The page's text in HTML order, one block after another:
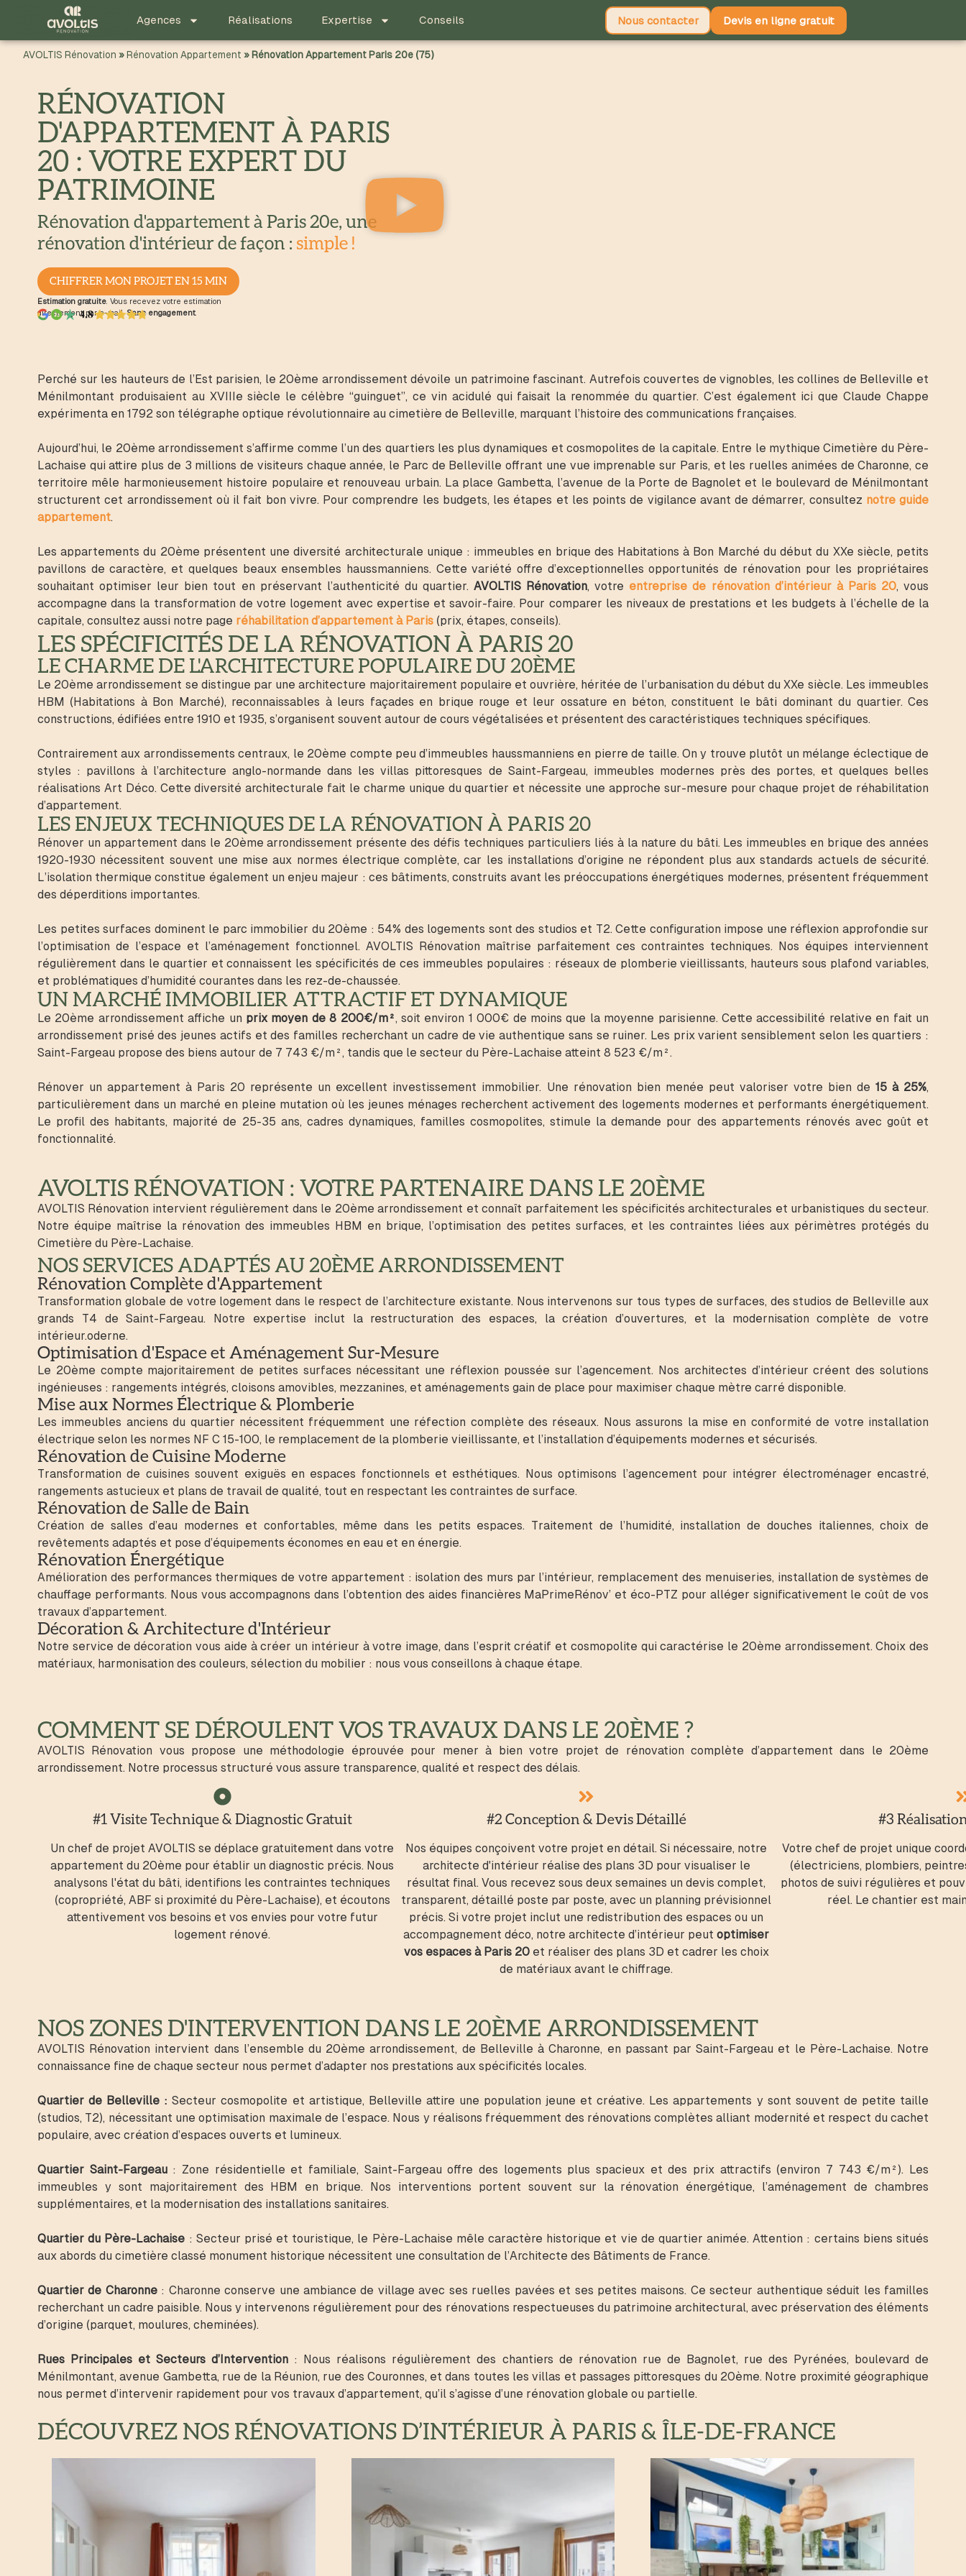
Agences Réalisations Expertise Conseils Nous contacter Devis en ligne gratuit
AVOLTIS Rénovation »Rénovation Appartement » Rénovation Appartement Paris 20e (75)
RÉNOVATION
D'APPARTEMENT À PARIS
20 : VOTRE EXPERT DU
PATRIMOINE
Rénovation d'appartement à Paris 20e, une
rénovation d'intérieur de façon : simple !
CHIFFRER MON PROJET EN 15 MIN
Estimation gratuite . Vous recevez votre estimation
directement par e-mail.Sans engagement
Perché sur les hauteurs de l’Est parisien, le 20ème arrondissement dévoile un patrimoine fascinant. Autrefois couvertes de vignobles, les collines de Belleville et
Ménilmontant produisaient au XVIIIe siècle le célèbre “guinguet”, ce vin acidulé qui faisait la renommée du quartier. C’est également ici que Claude Chappe
expérimenta en 1792 son télégraphe optique révolutionnaire au cimetière de Belleville, marquant l’histoire des communications françaises.
Aujourd’hui, le 20ème arrondissement s’affirme comme l’un des quartiers les plus dynamiques et cosmopolites de la capitale. Entre le mythique Cimetière du Père-
Lachaise qui attire plus de 3 millions de visiteurs chaque année, le Parc de Belleville offrant une vue imprenable sur Paris, et les ruelles animées de Charonne, ce
territoire mêle harmonieusement histoire populaire et renouveau urbain. La place Gambetta, l’avenue de la Porte de Bagnolet et le boulevard de Ménilmontant
structurent cet arrondissement où il fait bon vivre. Pour comprendre les budgets, les étapes et les points de vigilance avant de démarrer, consultez notre guide
appartement.
Les appartements du 20ème présentent une diversité architecturale unique : immeubles en brique des Habitations à Bon Marché du début du XXe siècle, petits
pavillons de caractère, et quelques beaux ensembles haussmanniens. Cette variété offre d’exceptionnelles opportunités de rénovation pour les propriétaires
souhaitant optimiser leur bien tout en préservant l’authenticité du quartier. AVOLTIS Rénovation, votre entreprise de rénovation d’intérieur à Paris 20, vous
accompagne dans la transformation de votre logement avec expertise et savoir-faire. Pour comparer les niveaux de prestations et les budgets à l’échelle de la
capitale, consultez aussi notre page réhabilitation d’appartement à Paris (prix, étapes, conseils).
LES SPÉCIFICITÉS DE LA RÉNOVATION À PARIS 20
LE CHARME DE L'ARCHITECTURE POPULAIRE DU 20ÈME
Le 20ème arrondissement se distingue par une architecture majoritairement populaire et ouvrière, héritée de l’urbanisation du début du XXe siècle. Les immeubles
HBM (Habitations à Bon Marché), reconnaissables à leurs façades en brique rouge et leur ossature en béton, constituent le bâti dominant du quartier. Ces
constructions, édifiées entre 1910 et 1935, s’organisent souvent autour de cours végétalisées et présentent des caractéristiques techniques spécifiques.
Contrairement aux arrondissements centraux, le 20ème compte peu d’immeubles haussmanniens en pierre de taille. On y trouve plutôt un mélange éclectique de
styles : pavillons à l’architecture anglo-normande dans les villas pittoresques de Saint-Fargeau, immeubles modernes près des portes, et quelques belles
réalisations Art Déco. Cette diversité architecturale fait le charme unique du quartier et nécessite une approche sur-mesure pour chaque projet de réhabilitation
d’appartement.
LES ENJEUX TECHNIQUES DE LA RÉNOVATION À PARIS 20
Rénover un appartement dans le 20ème arrondissement présente des défis techniques particuliers liés à la nature du bâti. Les immeubles en brique des années
1920-1930 nécessitent souvent une mise aux normes électrique complète, car les installations d’origine ne répondent plus aux standards actuels de sécurité.
L’isolation thermique constitue également un enjeu majeur : ces bâtiments, construits avant les préoccupations énergétiques modernes, présentent fréquemment
des déperditions importantes.
Les petites surfaces dominent le parc immobilier du 20ème : 54% des logements sont des studios et T2. Cette configuration impose une réflexion approfondie sur
l’optimisation de l’espace et l’aménagement fonctionnel. AVOLTIS Rénovation maîtrise parfaitement ces contraintes techniques. Nos équipes interviennent
régulièrement dans le quartier et connaissent les spécificités de ces immeubles populaires : réseaux de plomberie vieillissants, hauteurs sous plafond variables,
et problématiques d’humidité courantes dans les rez-de-chaussée.
UN MARCHÉ IMMOBILIER ATTRACTIF ET DYNAMIQUE
Le 20ème arrondissement affiche un prix moyen de 8 200€/m², soit environ 1 000€ de moins que la moyenne parisienne. Cette accessibilité relative en fait un
arrondissement prisé des jeunes actifs et des familles recherchant un cadre de vie authentique sans se ruiner. Les prix varient sensiblement selon les quartiers :
Saint-Fargeau propose des biens autour de 7 743 €/m², tandis que le secteur du Père-Lachaise atteint 8 523 €/m².
Rénover un appartement à Paris 20 représente un excellent investissement immobilier. Une rénovation bien menée peut valoriser votre bien de 15 à 25%,
particulièrement dans un marché en pleine mutation où les jeunes ménages recherchent activement des logements modernes et performants énergétiquement.
Le profil des habitants, majorité de 25-35 ans, cadres dynamiques, familles cosmopolites, stimule la demande pour des appartements rénovés avec goût et
fonctionnalité.
AVOLTIS RÉNOVATION : VOTRE PARTENAIRE DANS LE 20ÈME
AVOLTIS Rénovation intervient régulièrement dans le 20ème arrondissement et connaît parfaitement les spécificités architecturales et urbanistiques du secteur.
Notre équipe maîtrise la rénovation des immeubles HBM en brique, l’optimisation des petites surfaces, et les contraintes liées aux périmètres protégés du
Cimetière du Père-Lachaise.
NOS SERVICES ADAPTÉS AU 20ÈME ARRONDISSEMENT
Rénovation Complète d'Appartement
Transformation globale de votre logement dans le respect de l’architecture existante. Nous intervenons sur tous types de surfaces, des studios de Belleville aux
grands T4 de Saint-Fargeau. Notre expertise inclut la restructuration des espaces, la création d’ouvertures, et la modernisation complète de votre
intérieur.oderne.
Optimisation d'Espace et Aménagement Sur-Mesure
Le 20ème compte majoritairement de petites surfaces nécessitant une réflexion poussée sur l’agencement. Nos architectes d’intérieur créent des solutions
ingénieuses : rangements intégrés, cloisons amovibles, mezzanines, et aménagements gain de place pour maximiser chaque mètre carré disponible.
Mise aux Normes Électrique & Plomberie
Les immeubles anciens du quartier nécessitent fréquemment une réfection complète des réseaux. Nous assurons la mise en conformité de votre installation
électrique selon les normes NF C 15-100, le remplacement de la plomberie vieillissante, et l’installation d’équipements modernes et sécurisés.
Rénovation de Cuisine Moderne
Transformation de cuisines souvent exiguës en espaces fonctionnels et esthétiques. Nous optimisons l’agencement pour intégrer électroménager encastré,
rangements astucieux et plans de travail de qualité, tout en respectant les contraintes de surface.
Rénovation de Salle de Bain
Création de salles d’eau modernes et confortables, même dans les petits espaces. Traitement de l’humidité, installation de douches italiennes, choix de
revêtements adaptés et pose d’équipements économes en eau et en énergie.
Rénovation Énergétique
Amélioration des performances thermiques de votre appartement : isolation des murs par l’intérieur, remplacement des menuiseries, installation de systèmes de
chauffage performants. Nous vous accompagnons dans l’obtention des aides financières MaPrimeRénov’ et éco-PTZ pour alléger significativement le coût de vos
travaux d’appartement.
Décoration & Architecture d'Intérieur
Notre service de décoration vous aide à créer un intérieur à votre image, dans l’esprit créatif et cosmopolite qui caractérise le 20ème arrondissement. Choix des
matériaux, harmonisation des couleurs, sélection du mobilier : nous vous conseillons à chaque étape.
COMMENT SE DÉROULENT VOS TRAVAUX DANS LE 20ÈME ?
AVOLTIS Rénovation vous propose une méthodologie éprouvée pour mener à bien votre projet de rénovation complète d’appartement dans le 20ème
arrondissement. Notre processus structuré vous assure transparence, qualité et respect des délais.
#1 Visite Technique & Diagnostic Gratuit
Un chef de projet AVOLTIS se déplace gratuitement dans votre
appartement du 20ème pour établir un diagnostic précis. Nous
analysons l'état du bâti, identifions les contraintes techniques
(copropriété, ABF si proximité du Père-Lachaise), et écoutons
attentivement vos besoins et vos envies pour votre futur
logement rénové.
#2 Conception & Devis Détaillé
Nos équipes conçoivent votre projet en détail. Si nécessaire, notre
architecte d'intérieur réalise des plans 3D pour visualiser le
résultat final. Vous recevez sous deux semaines un devis complet,
transparent, détaillé poste par poste, avec un planning prévisionnel
précis. Si votre projet inclut une redistribution des espaces ou un
accompagnement déco, notre architecte d’intérieur peutoptimiser
vos espaces à Paris 20et réaliser des plans 3D et cadrer les choix
de matériaux avant le chiffrage.
#3
Votre chef de projet unique
(électriciens, plombiers,
photos de suivi régulières et
réel. Le chantier est
NOS ZONES D'INTERVENTION DANS LE 20ÈME ARRONDISSEMENT
AVOLTIS Rénovation intervient dans l’ensemble du 20ème arrondissement, de Belleville à Charonne, en passant par Saint-Fargeau et le Père-Lachaise. Notre
connaissance fine de chaque secteur nous permet d’adapter nos prestations aux spécificités locales.
Quartier de Belleville :Secteur cosmopolite et artistique, Belleville attire une population jeune et créative. Les appartements y sont souvent de petite taille
(studios, T2), nécessitant une optimisation maximale de l’espace. Nous y réalisons fréquemment des rénovations complètes alliant modernité et respect du cachet
populaire, avec création d’espaces ouverts et lumineux.
Quartier Saint-Fargeau: Zone résidentielle et familiale, Saint-Fargeau offre des logements plus spacieux et des prix attractifs (environ 7 743 €/m²). Les
immeubles y sont majoritairement des HBM en brique. Nos interventions portent souvent sur la rénovation énergétique, l’aménagement de chambres
supplémentaires, et la modernisation des installations sanitaires.
Quartier du Père-Lachaise : Secteur prisé et touristique, le Père-Lachaise mêle caractère historique et vie de quartier animée. Attention : certains biens situés
aux abords du cimetière classé monument historique nécessitent une consultation de l’Architecte des Bâtiments de France.
Quartier de Charonne: Charonne conserve une ambiance de village avec ses ruelles pavées et ses petites maisons. Ce secteur authentique séduit les familles
recherchant un cadre paisible. Nous y intervenons régulièrement pour des rénovations respectueuses du patrimoine architectural, avec préservation des éléments
d’origine (parquet, moulures, cheminées).
Rues Principales et Secteurs d’Intervention : Nous réalisons régulièrement des chantiers de rénovation rue de Bagnolet, rue des Pyrénées, boulevard de
Ménilmontant, avenue Gambetta, rue de la Réunion, rue des Couronnes, et dans toutes les villas et passages pittoresques du 20ème. Notre proximité géographique
nous permet d’intervenir rapidement pour vos travaux d’appartement, qu’il s’agisse d’une rénovation globale ou partielle.
DÉCOUVREZ NOS RÉNOVATIONS D’INTÉRIEUR À PARIS & ÎLE-DE-FRANCE